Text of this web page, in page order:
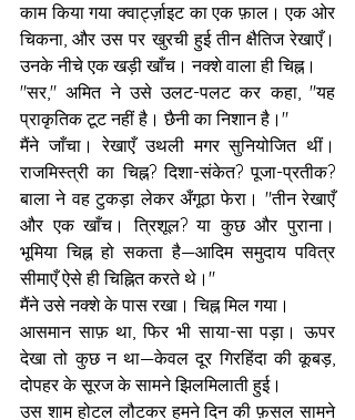
काम किया गया क्वार्ट्ज़ाइट का एक फ़ाल। एक ओर
चिकना, और उस पर खुरची हुई तीन क्षैतिज रेखाएँ।
उनके नीचे एक खड़ी खाँच। नक्शे वाला ही चिह्न।
"सर," अमित ने उसे उलट-पलट कर कहा, "यह
प्राकृतिक टूट नहीं है। छैनी का निशान है।"
मैंने जाँचा। रेखाएँ उथली मगर सुनियोजित थीं।
राजमिस्त्री का चिह्न? दिशा-संकेत? पूजा-प्रतीक?
बाला ने वह टुकड़ा लेकर अँगूठा फेरा। "तीन रेखाएँ
और एक खाँच। त्रिशूल? या कुछ और पुराना।
भूमिया चिह्न हो सकता है—आदिम समुदाय पवित्र
सीमाएँ ऐसे ही चिह्नित करते थे।"
मैंने उसे नक्शे के पास रखा। चिह्न मिल गया।
आसमान साफ़ था, फिर भी साया-सा पड़ा। ऊपर
देखा तो कुछ न था—केवल दूर गिरहिंदा की कूबड़,
दोपहर के सूरज के सामने झिलमिलाती हुई।
उस शाम होटल लौटकर हमने दिन की फ़सल सामने